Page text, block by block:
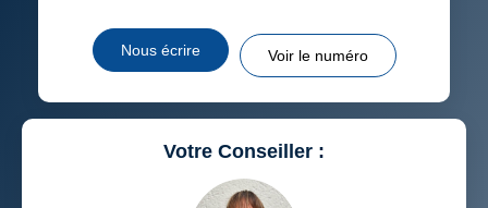
Nous écrire Voir le numéro
Votre Conseiller :